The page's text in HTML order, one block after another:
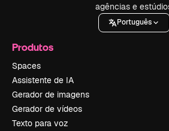
agências e
Português
Produtos
Spaces
Assistente de IA
Gerador de imagens
Gerador de vídeos
Texto para voz